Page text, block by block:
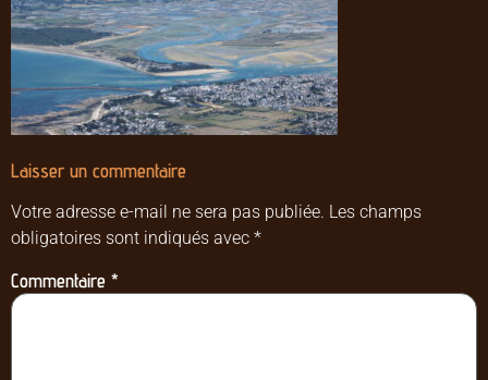
Laisser un commentaire
Votre adresse e-mail ne sera pas publiée. Les champs
obligatoires sont indiqués avec *
Commentaire *